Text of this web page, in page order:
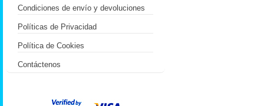
Condiciones de envío y devoluciones
Políticas de Privacidad
Política de Cookies
Contáctenos